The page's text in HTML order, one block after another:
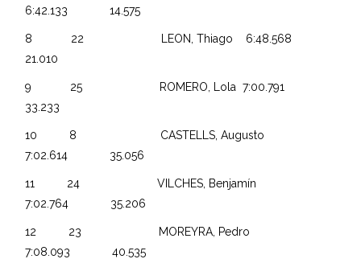
6:42.133 14.575
8 22 LEON, Thiago 6:48.568
21.010
9 25 ROMERO, Lola 7:00.791
33.233
10 8 CASTELLS, Augusto
7:02.614 35.056
11 24 VILCHES, Benjamín
7:02.764 35.206
12 23 MOREYRA, Pedro
7:08.093 40.535